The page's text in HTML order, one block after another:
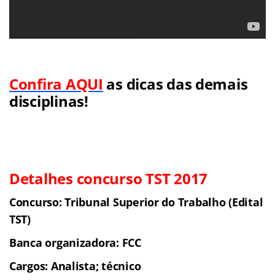
Confira AQUI as dicas das demais
disciplinas!
Detalhes concurso TST 2017
Concurso: Tribunal Superior do Trabalho (Edital
TST)
Banca organizadora: FCC
Cargos: Analista; técnico